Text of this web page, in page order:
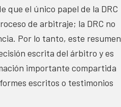
que el único papel de la DRC
de arbitraje; la DRC no
Por lo tanto, este resumen
escrita del árbitro y es
importante compartida
escritos o testimonios